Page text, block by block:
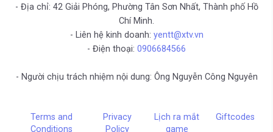
- Địa chỉ: 42 Giải Phóng, Phường Tân Sơn Nhất, Thành phố Hồ
Chí Minh.
- Liên hệ kinh doanh: yentt@xtv.vn
- Điện thoại: 0906684566
- Người chịu trách nhiệm nội dung: Ông Nguyễn Công Nguyên
Terms and
Conditions
Privacy
Policy
Lịch ra mắt
game
Giftcodes